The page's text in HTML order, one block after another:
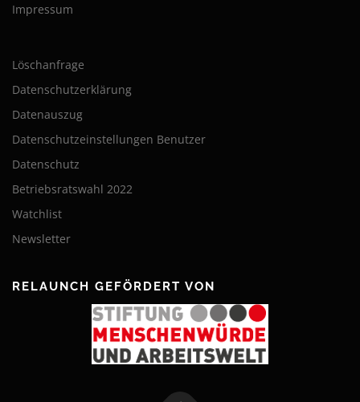
Impressum
Löschanfrage
Datenschutzerklärung
Datenauszug
Datenschutzeinstellungen Benutzer
Datenschutz
Betriebsratswahl 2022
Watchlist
Newsletter
RELAUNCH GEFÖRDERT VON